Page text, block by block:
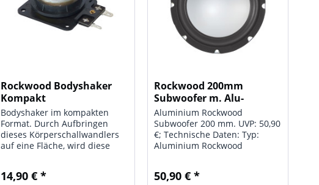
Rockwood Bodyshaker
Kompakt
Bodyshaker im kompakten
Format. Durch Aufbringen
dieses Körperschallwandlers
auf eine Fläche, wird diese
Starker Neodym-Eisen-Bor
14,90 € *
Rockwood 200mm
Subwoofer m. Alu-
Membrane...
Aluminium Rockwood
Subwoofer 200 mm. UVP: 50,90
€; Technische Daten: Typ:
Aluminium Rockwood
Impedanz: 4 Ohm;
50,90 € *